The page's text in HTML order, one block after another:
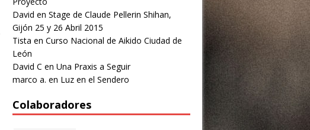
David en Stage de Claude Pellerin Shihan,
Gijón 25 y 26 Abril 2015
Tista en Curso Nacional de Aikido Ciudad de
León
David C en Una Praxis a Seguir
marco a. en Luz en el Sendero
Colaboradores